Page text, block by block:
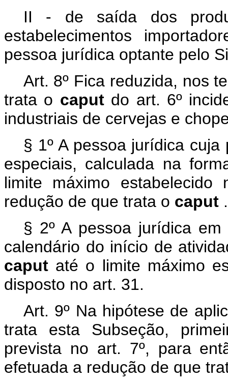
II - de saída dos
estabelecimentos
pessoa jurídica optante pelo
Art. 8º Fica reduzida, nos
trata o caput do art. 6º
industriais de cervejas e
§ 1º A pessoa jurídica
especiais, calculada na
limite máximo
redução de que trata o caput .
§ 2º A pessoa jurídica
calendário do início de
caput até o limite máximo
disposto no art. 31.
Art. 9º Na hipótese de
trata esta Subseção,
prevista no art. 7º, para
efetuada a redução de que